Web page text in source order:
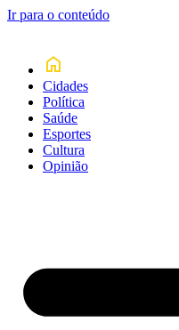
Ir para o conteúdo
Cidades
Política
Saúde
Esportes
Cultura
Opinião